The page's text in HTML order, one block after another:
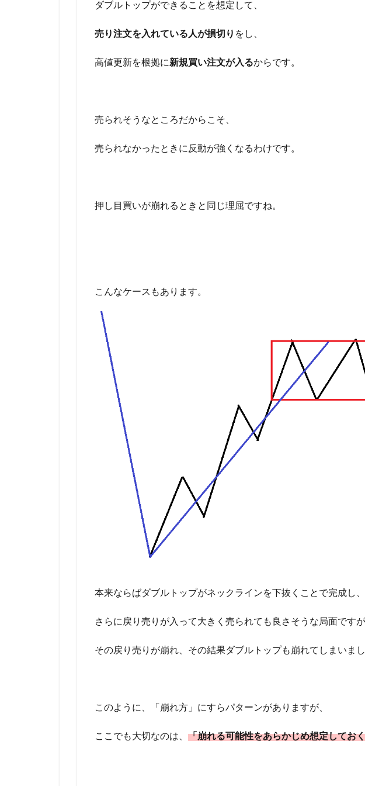
ダブルトップができることを想定して、
売り注文を入れている人が損切り をし、
高値更新を根拠に新規買い注文が入るからです。
売られそうなところだからこそ、
売られなかったときに反動が強くなるわけです。
押し目買いが崩れるときと同じ理屈ですね。
こんなケースもあります。
本来ならばダブルトップがネックラインを下抜くことで完成し、
さらに戻り売りが入って大きく売られても良さそうな局面ですが
その戻り売りが崩れ、その結果ダブルトップも崩れてしまいまし
このように、「崩れ方」にすらパターンがありますが、
ここでも大切なのは、 「崩れる可能性をあらかじめ想定してお